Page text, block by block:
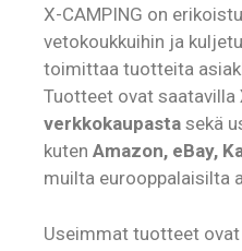
X-CAMPING on
vetokoukkuihin ja
toimittaa tuotteita
Tuotteet ovat saatavilla
verkkokaupasta sekä
kuten Amazon, eBay,
muilta eurooppalaisilta
Useimmat tuotteet